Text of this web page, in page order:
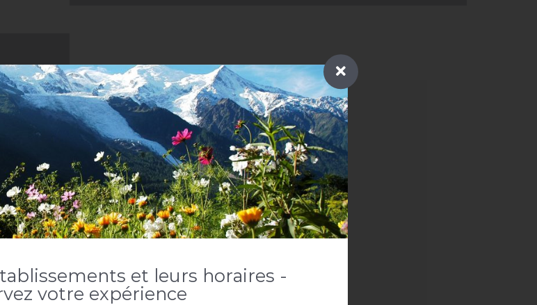
La maison flocons de sel
Les coulisses de la maison
Partenaires et producteurs locaux
L'amour du terroir
Emmanuel Renaut proche de son terroir
Le terroir sur un plateau… de
fromages
et leurs horaires -
votre expérience